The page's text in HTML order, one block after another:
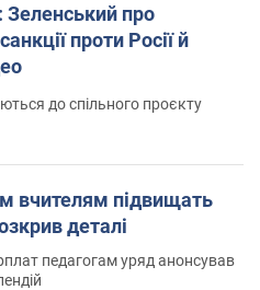
про
проти Росії й
до спільного проєкту
вчителям підвищать
деталі
педагогам уряд анонсував